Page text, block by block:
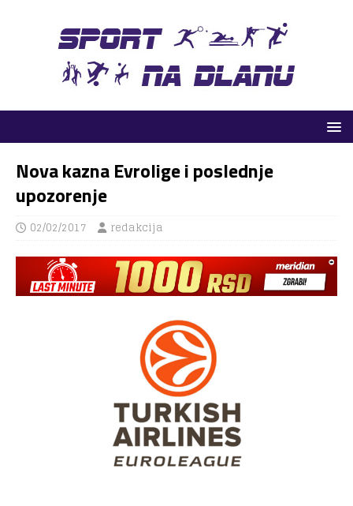
Nova kazna Evrolige i poslednje
upozorenje
02/02/2017 redakcija